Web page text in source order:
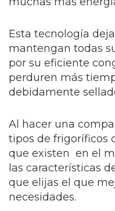
Esta tecnología
mantengan todas
por su eficiente
perduren más
debidamente
Al hacer una
tipos de frigoríficos
que existen en el
las características
que elijas el que
necesidades.